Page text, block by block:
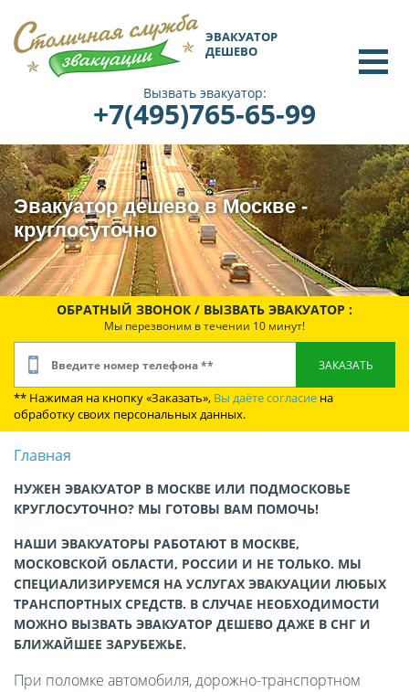
ЭВАКУАТОР
ДЕШЕВО
Вызвать эвакуатор:
+7(495)765-65-99
Эвакуатор дешево в Москве -
круглосуточно
ОБРАТНЫЙ ЗВОНОК / ВЫЗВАТЬ ЭВАКУАТОР :
Мы перезвоним в течении 10 минут!
** Нажимая на кнопку «Заказать», Вы даёте согласие на
обработку своих персональных данных.
Главная
НУЖЕН ЭВАКУАТОР В МОСКВЕ ИЛИ ПОДМОСКОВЬЕ
КРУГЛОСУТОЧНО? МЫ ГОТОВЫ ВАМ ПОМОЧЬ!
НАШИ ЭВАКУАТОРЫ РАБОТАЮТ В МОСКВЕ,
МОСКОВСКОЙ ОБЛАСТИ, РОССИИ И НЕ ТОЛЬКО. МЫ
СПЕЦИАЛИЗИРУЕМСЯ НА УСЛУГАХ ЭВАКУАЦИИ ЛЮБЫХ
ТРАНСПОРТНЫХ СРЕДСТВ. В СЛУЧАЕ НЕОБХОДИМОСТИ
МОЖНО ВЫЗВАТЬ ЭВАКУАТОР ДЕШЕВО ДАЖЕ В СНГ И
БЛИЖАЙШЕЕ ЗАРУБЕЖЬЕ.
При поломке автомобиля, дорожно-транспортном